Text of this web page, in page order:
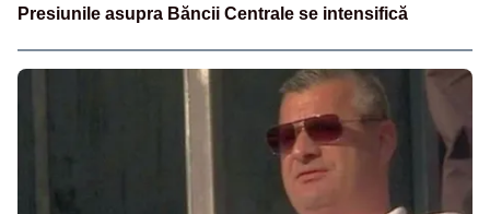
Presiunile asupra Băncii Centrale se intensifică